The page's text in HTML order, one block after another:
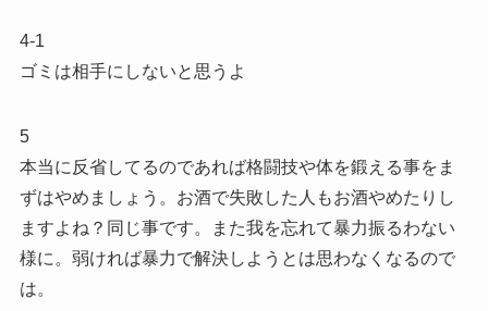
4-1
ゴミは相手にしないと思うよ
5
本当に反省してるのであれば格闘技や体を鍛える事をま
ずはやめましょう。お酒で失敗した人もお酒やめたりし
ますよね？同じ事です。また我を忘れて暴力振るわない
様に。弱ければ暴力で解決しようとは思わなくなるので
は。